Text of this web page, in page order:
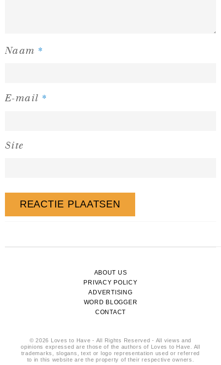
Naam *
E-mail *
Site
ABOUT US
PRIVACY POLICY
ADVERTISING
WORD BLOGGER
CONTACT
© 2026 Loves to Have - All Rights Reserved - All views and
opinions expressed are those of the authors of Loves to Have. All
trademarks, slogans, text or logo representation used or referred
to in this website are the property of their respective owners.